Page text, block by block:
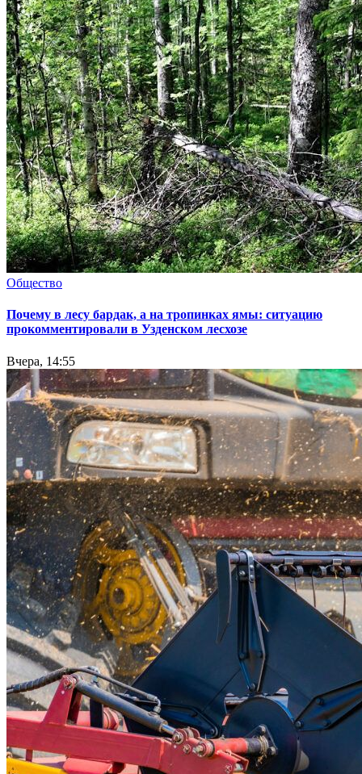
Общество
Почему в лесу бардак, а на тропинках ямы: ситуацию
прокомментировали в Узденском лесхозе
Вчера, 14:55